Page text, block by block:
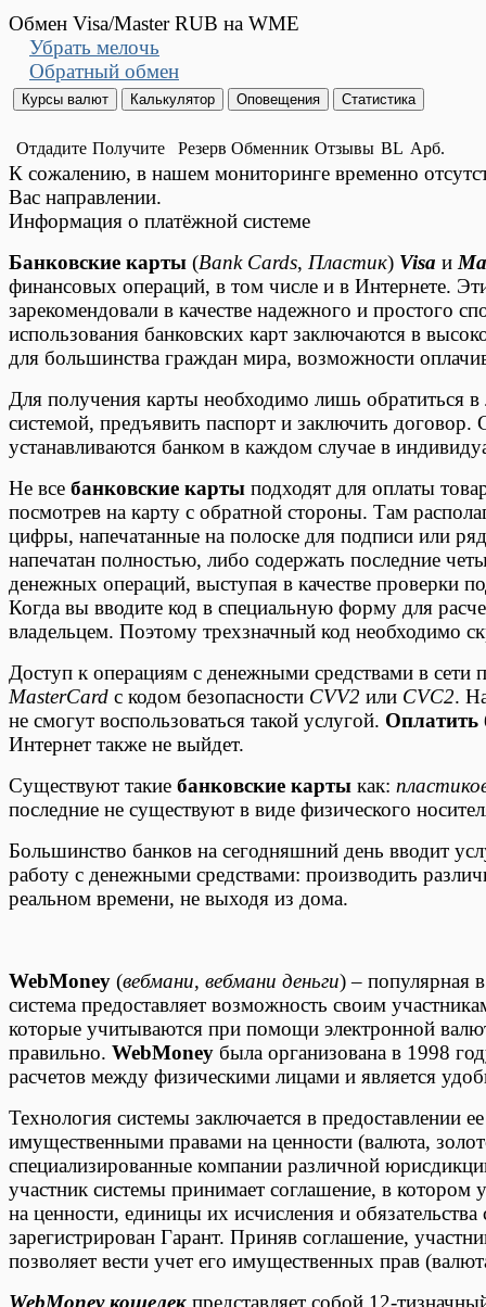
Обмен Visa/Master RUB на WME
Убрать мелочь
Обратный обмен
Отдадите Получите Резерв Обменник Отзывы BL Арб.
К сожалению, в нашем мониторинге временно
Вас направлении.
Информация о платёжной системе
Банковские карты (Bank Cards, Пластик) Visa и
финансовых операций, в том числе и в Интернете.
зарекомендовали в качестве надежного и простого
использования банковских карт заключаются в
для большинства граждан мира, возможности
Для получения карты необходимо лишь обратиться
системой, предъявить паспорт и заключить
устанавливаются банком в каждом случае в
Не все банковские карты подходят для оплаты
посмотрев на карту с обратной стороны. Там
цифры, напечатанные на полоске для подписи или
напечатан полностью, либо содержать последние
денежных операций, выступая в качестве проверки
Когда вы вводите код в специальную форму для
владельцем. Поэтому трехзначный код необходимо
Доступ к операциям с денежными средствами в
MasterCard с кодом безопасности CVV2 или CVC2.
не смогут воспользоваться такой услугой. Оплатить
Интернет также не выйдет.
Существуют такие банковские карты как:
последние не существуют в виде физического
Большинство банков на сегодняшний день вводит
работу с денежными средствами: производить
реальном времени, не выходя из дома.
WebMoney (вебмани, вебмани деньги) – популярная
система предоставляет возможность своим
которые учитываются при помощи электронной
правильно. WebMoney была организована в 1998
расчетов между физическими лицами и является
Технология системы заключается в предоставлении
имущественными правами на ценности (валюта,
специализированные компании различной
участник системы принимает соглашение, в
на ценности, единицы их исчисления и
зарегистрирован Гарант. Приняв соглашение,
позволяет вести учет его имущественных прав
WebMoney кошелек представляет собой 12-